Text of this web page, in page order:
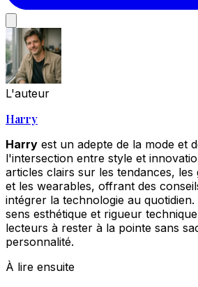
L'auteur
Harry
Harry est un adepte de la mode et
l'intersection entre style et
articles clairs sur les tendances, les
et les wearables, offrant des
intégrer la technologie au
sens esthétique et rigueur
lecteurs à rester à la pointe sans
personnalité.
À lire ensuite